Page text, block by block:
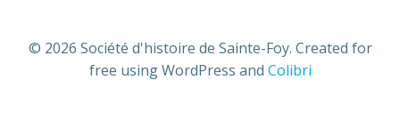
© 2026 Société d'histoire de Sainte-Foy. Created for
free using WordPress and Colibri